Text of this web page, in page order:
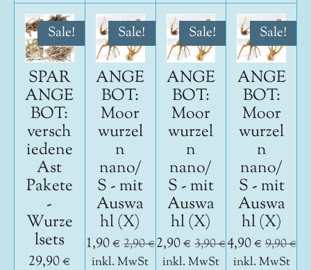
Sale!
SPAR
ANGE
BOT:
versch
iedene
Ast
Pakete
-
Wurze
lsets
29,90 €
Sale!
ANGE
BOT:
Moor
wurzel
n
nano/
S - mit
Auswa
hl (X)
1,90 € 2,90 €
inkl. MwSt
Sale!
ANGE
BOT:
Moor
wurzel
n
nano/
S - mit
Auswa
hl (X)
2,90 € 3,90 €
inkl. MwSt
Sale!
ANGE
BOT:
Moor
wurzel
n
nano/
S - mit
Auswa
hl (X)
4,90 €9,90 €
inkl. MwSt